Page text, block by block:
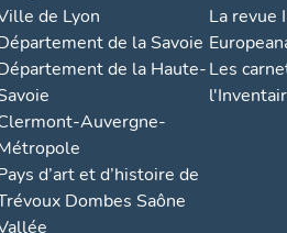
de Lyon
de la Savoie
de la Haute-
Auvergne-
d’art et d’histoire de
Dombes Saône
La revue
Les